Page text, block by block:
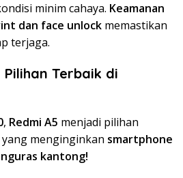
minim cahaya. Keamanan
dan face unlock memastikan
terjaga.
Terbaik di
, Redmi A5 menjadi pilihan
menginginkan smartphone
kantong!